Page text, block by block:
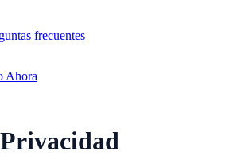
frecuentes
Ahora